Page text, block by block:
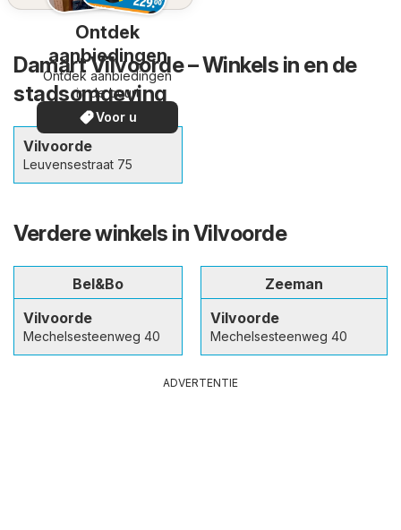
Ontdek
aanbiedingen
Ontdek aanbiedingen
in de buurt
Voor u
Damart Vilvoorde – Winkels in en de
stadsomgeving
Vilvoorde
Leuvensestraat 75
Verdere winkels in Vilvoorde
Bel&Bo
Vilvoorde
Mechelsesteenweg 40
Zeeman
Vilvoorde
Mechelsesteenweg 40
ADVERTENTIE